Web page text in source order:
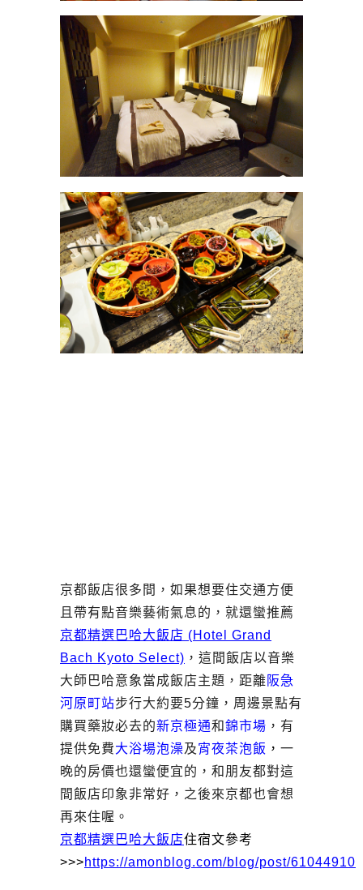
京都飯店很多間，如果想要住交通方便
且帶有點音樂藝術氣息的，就還蠻推薦
京都精選巴哈大飯店 (Hotel Grand
Bach Kyoto Select) ，這間飯店以音樂
大師巴哈意象當成飯店主題，距離 阪急
河原町站步行大約要5分鐘，周邊景點有
購買藥妝必去的新京極通和錦市場 ，有
提供免費大浴場泡澡及宵夜茶泡飯 ， 一
晚的房價也還蠻便宜的，和朋友都對這
間飯店印象非常好，之後來京都也會想
再來住喔。
京都精選巴哈大飯店住宿文參考
>>>https://amonblog.com/blog/post/61044910